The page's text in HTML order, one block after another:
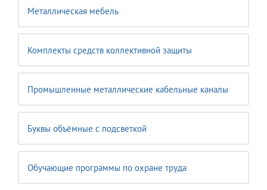
Металлическая мебель
Комплекты средств коллективной защиты
Промышленные металлические кабельные каналы
Буквы объёмные с подсветкой
Обучающие программы по охране труда